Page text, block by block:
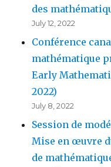
des
July 12, 2022
Conférence
mathématique
Early
2022)
July 8, 2022
Session de
Mise en œuvre
de